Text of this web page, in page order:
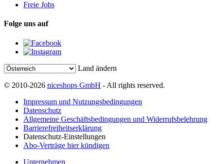
Freie Jobs
Folge uns auf
Land ändern
© 2010-2026 niceshops GmbH - All rights reserved.
Impressum und Nutzungsbedingungen
Datenschutz
Allgemeine Geschäftsbedingungen und Widerrufsbelehrung
Barrierefreiheitserklärung
Datenschutz-Einstellungen
Abo-Verträge hier kündigen
Unternehmen